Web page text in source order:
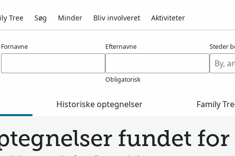
Tree Søg Minder Bliv involveret Aktiviteter
Fornavne Efternavne
Obligatorisk
Steder
Historiske optegnelser Family
fundet